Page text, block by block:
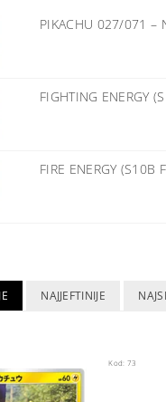
PIKACHU 027/071–
FIGHTING ENERGY
FIRE ENERGY (S10B
NAJJEFTINIJE
Kod: 73